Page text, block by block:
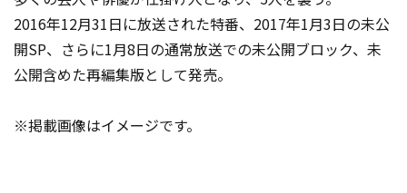
2016年12月31日に放送された特番、2017年1月3日の未公
開SP、さらに1月8日の通常放送での未公開ブロック、未
公開含めた再編集版として発売。
※掲載画像はイメージです。